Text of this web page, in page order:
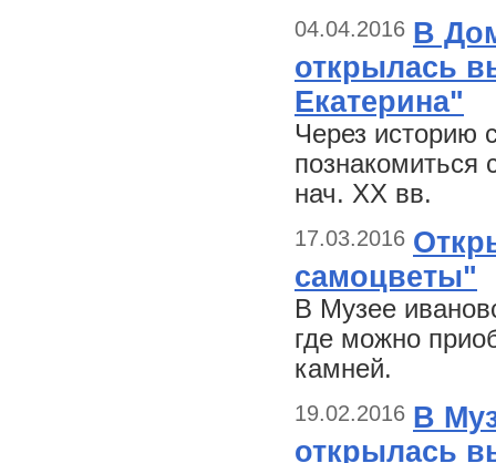
04.04.2016 В
открылась
Екатерина"
Через историю
познакомиться
нач. XX вв.
17.03.2016
самоцветы"
В Музее
где можно
камней.
19.02.2016 В
открылась